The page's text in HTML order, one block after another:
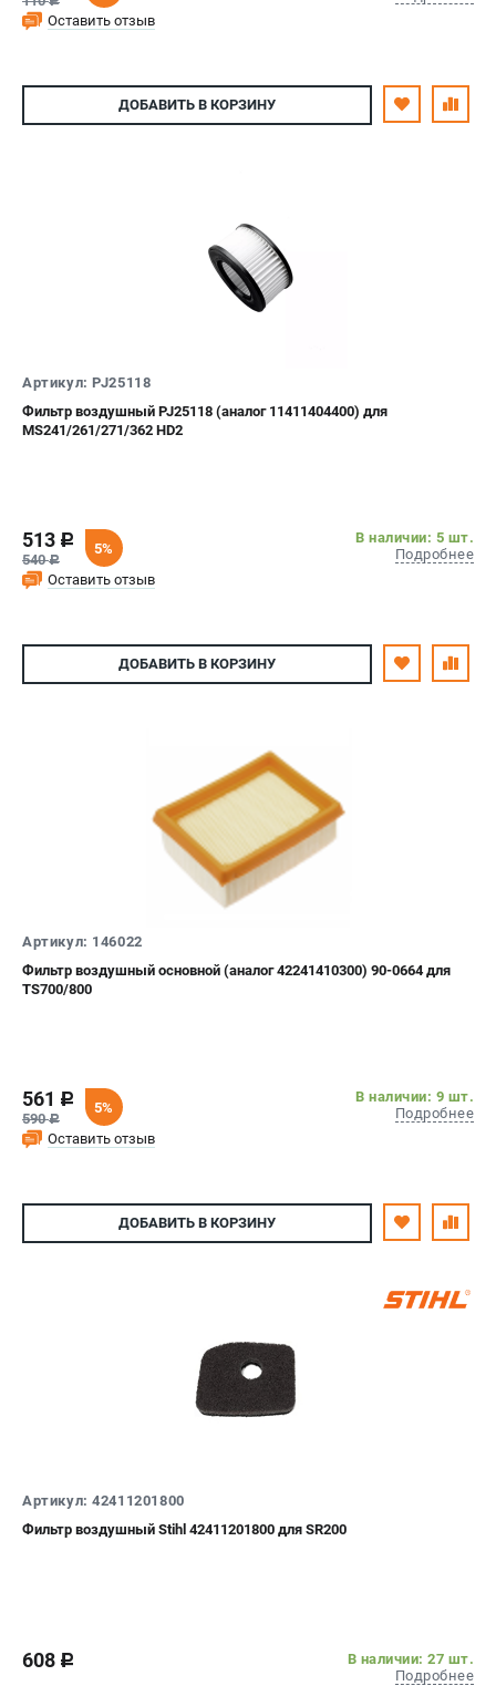
Оставить отзыв
ДОБАВИТЬ В КОРЗИНУ
Артикул: PJ25118
Фильтр воздушный PJ25118 (аналог 11411404400) для
MS241/261/271/362 HD2
513 c
540c
5%
В наличии: 5 шт.
Подробнее
Оставить отзыв
ДОБАВИТЬ В КОРЗИНУ
Артикул: 146022
Фильтр воздушный основной (аналог 42241410300) 90-0664 для
TS700/800
561 c
590c
5%
В наличии: 9 шт.
Подробнее
Оставить отзыв
ДОБАВИТЬ В КОРЗИНУ
Артикул: 42411201800
Фильтр воздушный Stihl 42411201800 для SR200
608 c
В наличии: 27 шт.
Подробнее